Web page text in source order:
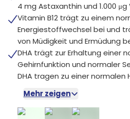
4 mg Astaxanthin und 1.000 μg
Vitamin B12 trägt zu einem
Energiestoffwechsel bei und
von Müdigkeit und Ermüdung
DHA trägt zur Erhaltung einer
Gehirnfunktion und normaler
DHA tragen zu einer normalen
Mehr zeigen